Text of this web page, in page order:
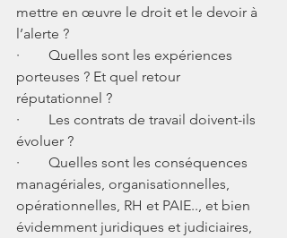
mettre en œuvre le droit et le devoir à
l’alerte ?
·        Quelles sont les expériences
porteuses ? Et quel retour
réputationnel ?
·        Les contrats de travail doivent-ils
évoluer ?
·        Quelles sont les conséquences
managériales, organisationnelles,
opérationnelles, RH et PAIE.., et bien
évidemment juridiques et judiciaires,